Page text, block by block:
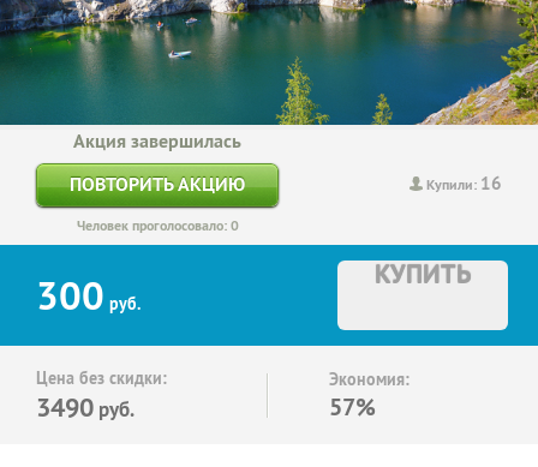
Купили: 16
Акция завершилась
ПОВТОРИТЬ АКЦИЮ
Человек проголосовало: 0
300 руб.
КУПИТЬ
Цена без скидки:
3490 руб.
Экономия:
57%